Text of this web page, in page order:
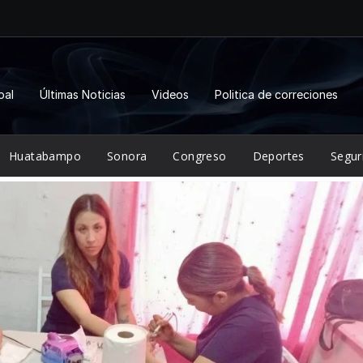
Últimas Noticias Videos Politica de correciones
Huatabampo Sonora Congreso Deportes